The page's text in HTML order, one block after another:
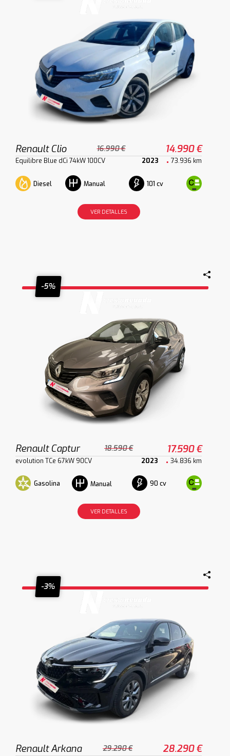
Renault Clio 16.990 € 14.990 €
Equilibre Blue dCi 74kW 100CV 2023 73.936 km
Diesel Manual 101 cv
VER DETALLES
-5%
Renault Captur 18.590 € 17.590 €
evolution TCe 67kW 90CV 2023 34.836 km
Gasolina Manual 90 cv
VER DETALLES
-3%
Renault Arkana 29.290 € 28.290 €